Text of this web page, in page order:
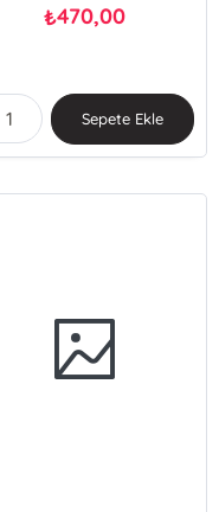
₺470,00
Sepete Ekle